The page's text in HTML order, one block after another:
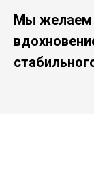
Мы желаем